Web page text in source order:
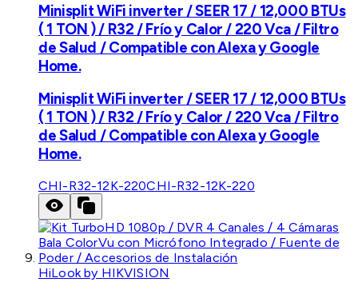
Minisplit WiFi inverter / SEER 17 / 12,000 BTUs
( 1 TON ) / R32 / Frío y Calor / 220 Vca / Filtro
de Salud / Compatible con Alexa y Google
Home.
Minisplit WiFi inverter / SEER 17 / 12,000 BTUs
( 1 TON ) / R32 / Frío y Calor / 220 Vca / Filtro
de Salud / Compatible con Alexa y Google
Home.
CHI-R32-12K-220CHI-R32-12K-220
HiLook by HIKVISION